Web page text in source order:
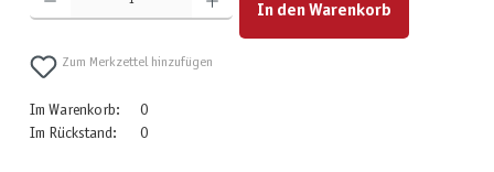
In den Warenkorb
Zum Merkzettel hinzufügen
Im Warenkorb:
0
Im Rückstand:
0